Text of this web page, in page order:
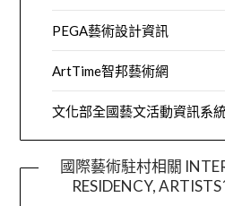
PEGA藝術設計資訊
ArtTime智邦藝術網
文化部全國藝文活動資訊系
國際藝術駐村相關
RESIDENCY,